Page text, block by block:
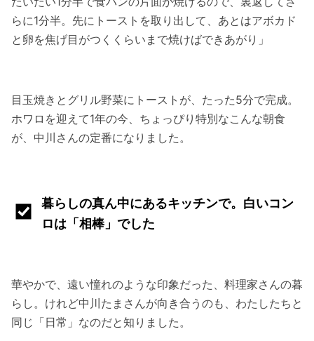
らに1分半。先にトーストを取り出して、あとはアボカド
と卵を焦げ目がつくくらいまで焼けばできあがり」
目玉焼きとグリル野菜にトーストが、たった5分で完成。
ホワロを迎えて1年の今、ちょっぴり特別なこんな朝食
が、中川さんの定番になりました。
暮らしの真ん中にあるキッチンで。白いコン
ロは「相棒」でした
華やかで、遠い憧れのような印象だった、料理家さんの暮
らし。けれど中川たまさんが向き合うのも、わたしたちと
同じ「日常」なのだと知りました。